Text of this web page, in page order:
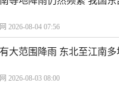
2026-08-04 07:56
大范围降雨 东北至江南
2026-08-03 08:00